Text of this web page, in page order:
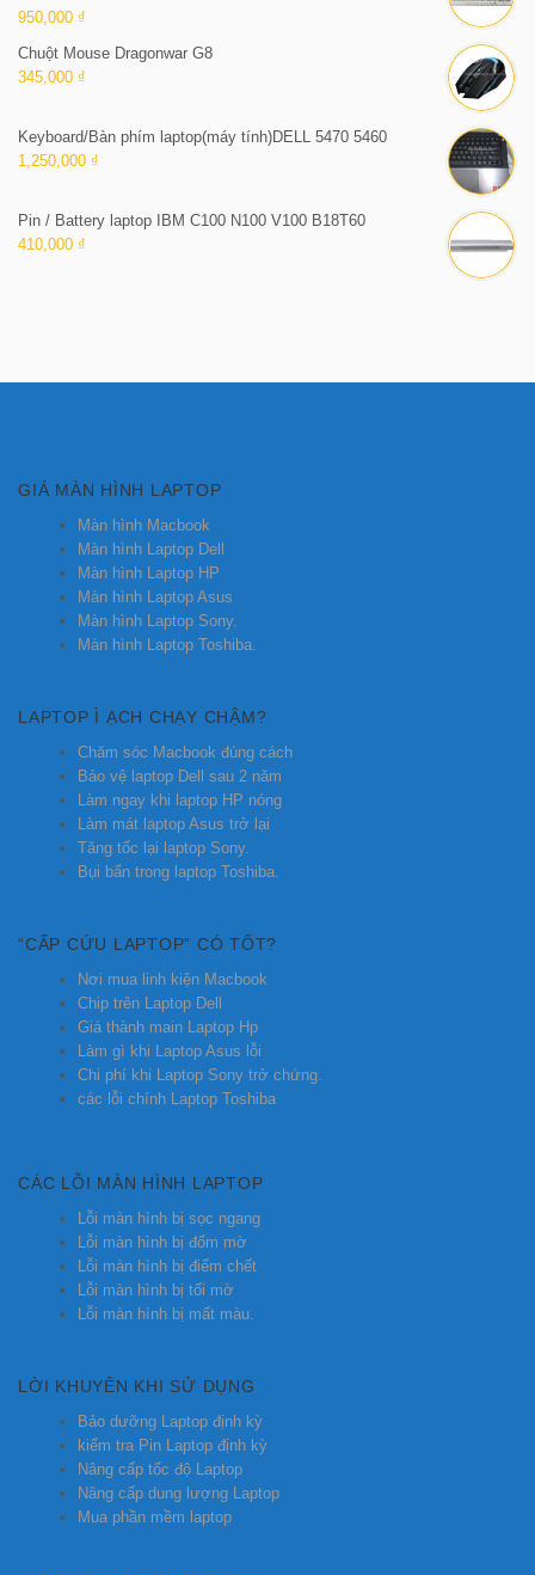
950,000 ₫
Chuột Mouse Dragonwar G8
345,000 ₫
Keyboard/Bàn phím laptop(máy tính)DELL 5470 5460
1,250,000 ₫
Pin / Battery laptop IBM C100 N100 V100 B18T60
410,000 ₫
GIÁ MÀN HÌNH LAPTOP
Màn hình Macbook
Màn hình Laptop Dell
Màn hình Laptop HP
Màn hình Laptop Asus
Màn hình Laptop Sony.
Màn hình Laptop Toshiba.
LAPTOP Ì ẠCH CHẠY CHẬM?
Chăm sóc Macbook đúng cách
Bảo vệ laptop Dell sau 2 năm
Làm ngay khi laptop HP nóng
Làm mát laptop Asus trở lại
Tăng tốc lại laptop Sony.
Bụi bẩn trong laptop Toshiba.
“CẤP CỨU LAPTOP” CÓ TỐT?
Nơi mua linh kiện Macbook
Chip trên Laptop Dell
Giá thành main Laptop Hp
Làm gì khi Laptop Asus lỗi
Chi phí khi Laptop Sony trở chứng.
các lỗi chính Laptop Toshiba
CÁC LỖI MÀN HÌNH LAPTOP
Lỗi màn hình bị sọc ngang
Lỗi màn hình bị đốm mờ
Lỗi màn hình bị điểm chết
Lỗi màn hình bị tối mờ
Lỗi màn hình bị mất màu.
LỜI KHUYÊN KHI SỬ DỤNG
Bảo dưỡng Laptop định kỳ
kiểm tra Pin Laptop định kỳ
Nâng cấp tốc độ Laptop
Nâng cấp dung lượng Laptop
Mua phần mềm laptop